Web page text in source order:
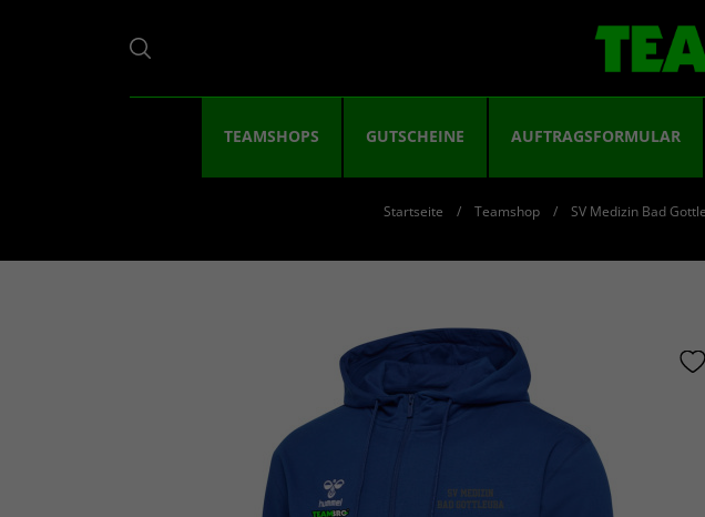
TEAMSHOPS GUTSCHEINE AUFTRAGSFORMULAR
Startseite Teamshop SV Medizin Bad